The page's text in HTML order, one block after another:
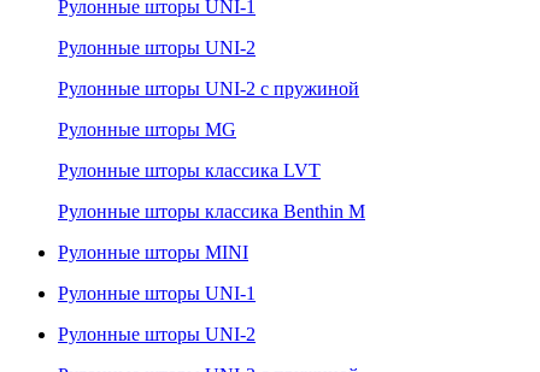
Рулонные шторы UNI-1
Рулонные шторы UNI-2
Рулонные шторы UNI-2 с пружиной
Рулонные шторы MG
Рулонные шторы классика LVT
Рулонные шторы классика Benthin M
Рулонные шторы MINI
Рулонные шторы UNI-1
Рулонные шторы UNI-2